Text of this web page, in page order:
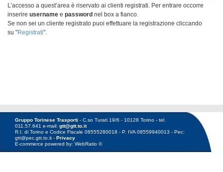
L’accesso a quest’area è riservato ai clienti registrati. Per entrare occorre
inserire username e password nel box a fianco.
Se non sei un cliente registrato puoi effettuare la registrazione cliccando
su "Registrati".
Gruppo Torinese Trasporti - C.so Turati 19/6 - 10128 Torino - tel.
011.57.641 e-mail:gtt@gtt.to.it
R.I. di Torino e Codice Fiscale 08555280018 - P. IVA 08559940013 - Pec:
gtt@pec.gtt.to.it -Privacy
E-commerce powered by: WebRatio ©